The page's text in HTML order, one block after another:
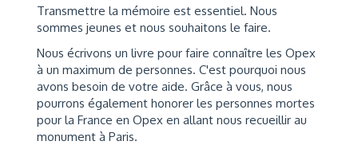
Transmettre la mémoire est essentiel. Nous
sommes jeunes et nous souhaitons le faire.
Nous écrivons un livre pour faire connaître les Opex
à un maximum de personnes. C'est pourquoi nous
avons besoin de votre aide. Grâce à vous, nous
pourrons également honorer les personnes mortes
pour la France en Opex en allant nous recueillir au
monument à Paris.